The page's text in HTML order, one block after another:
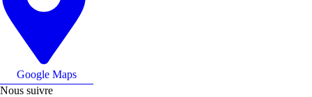
Google Maps
Nous suivre